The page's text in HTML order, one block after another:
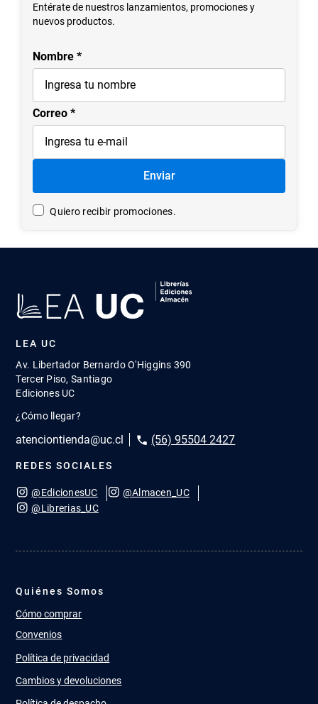
Entérate de nuestros lanzamientos, promociones y
nuevos productos.
Nombre
Correo
Enviar
Quiero recibir promociones.
LEA UC
Av. Libertador Bernardo O'Higgins 390
Tercer Piso, Santiago
Ediciones UC
¿Cómo llegar?
atenciontienda@uc.cl (56) 95504 2427
REDES SOCIALES
@EdicionesUC
@Almacen_UC
@Librerias_UC
Quiénes Somos
Cómo comprar
Convenios
Política de privacidad
Cambios y devoluciones